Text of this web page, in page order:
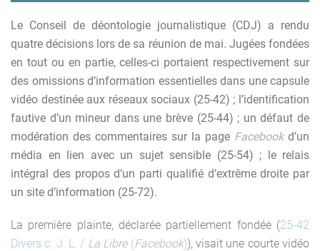
Le Conseil de déontologie journalistique (CDJ) a rendu
quatre décisions lors de sa réunion de mai. Jugées fondées
en tout ou en partie, celles-ci portaient respectivement sur
des omissions d’information essentielles dans une capsule
vidéo destinée aux réseaux sociaux (25-42) ; l’identification
fautive d’un mineur dans une brève (25-44) ; un défaut de
modération des commentaires sur la page Facebookd’un
média en lien avec un sujet sensible (25-54) ; le relais
intégral des propos d’un parti qualifié d’extrême droite par
un site d’information (25-72).
La première plainte, déclarée partiellement fondée (25-42
Divers c. J. L. / La Libre(Facebook)), visait une courte vidéo